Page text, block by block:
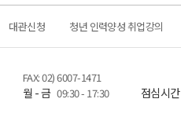
대관신청 청년 인력양성 취업강의
FAX: 02) 6007-1471
월 - 금 09:30 - 17:30 점심시간